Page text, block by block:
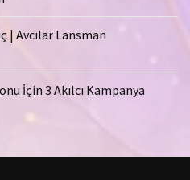
| Avcılar Lansman
İçin 3 Akılcı Kampanya